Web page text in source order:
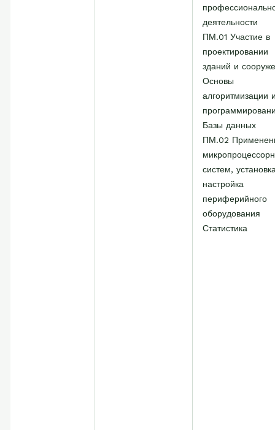
деятельности
ПМ.01 Участие в
проектировании
зданий и
Основы
алгоритмизации
Базы данных
ПМ.02
систем,
настройка
периферийного
оборудования
Статистика